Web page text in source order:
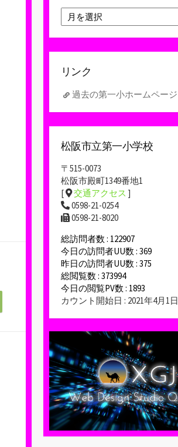
ー
カ
イ
リンク
過去の第一小ホームページ
松阪市立第一小学校
〒515-0073
松阪市殿町1349番地1
[
交通アクセス ]
0598-21-0254
0598-21-8020
総訪問者数 : 122907
今日の訪問者UU数 : 369
昨日の訪問者UU数 : 375
総閲覧数 : 373994
今日の閲覧PV数 : 1893
カウント開始日 : 2021年4月1日